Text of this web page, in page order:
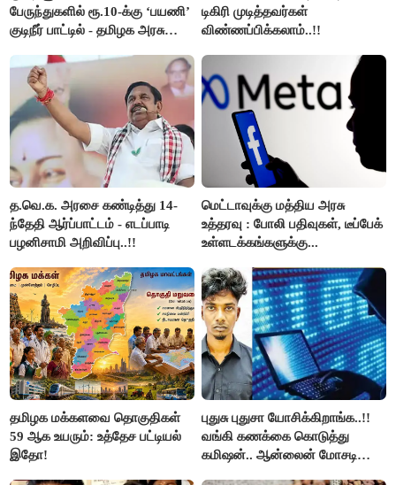
பேருந்துகளில் ரூ.10-க்கு ‘பயணி’
குடிநீர் பாட்டில் - தமிழக அரசு
டிகிரி முடித்தவர்கள்
விண்ணப்பிக்கலாம்..!!
த.வெ.க. அரசை கண்டித்து 14-
ந்தேதி ஆர்ப்பாட்டம் - எடப்பாடி
பழனிசாமி அறிவிப்பு..!!
மெட்டாவுக்கு மத்திய அரசு
உத்தரவு : போலி பதிவுகள், டீப்பேக்
உள்ளடக்கங்களுக்கு...
தமிழக மக்களவை தொகுதிகள்
59 ஆக உயரும்: உத்தேச பட்டியல்
இதோ!
புதுசு புதுசா யோசிக்கிறாங்க..!!
வங்கி கணக்கை கொடுத்து
கமிஷன்.. ஆன்லைன் மோசடி